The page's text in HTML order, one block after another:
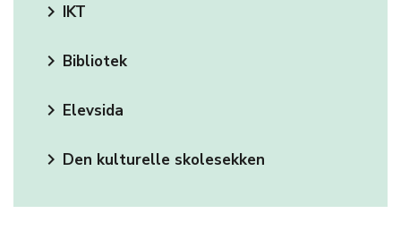
keyboard_arrow_right IKT
keyboard_arrow_right Bibliotek
keyboard_arrow_right Elevsida
keyboard_arrow_right Den kulturelle skolesekken